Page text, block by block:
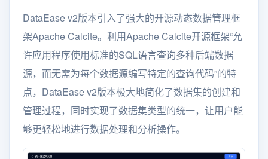
DataEase v2版本引入了强大的开源动态数据管理框
架Apache Calcite。利用Apache Calcite开源框架“允
许应用程序使用标准的SQL语言查询多种后端数据
源，而无需为每个数据源编写特定的查询代码”的特
点，DataEase v2版本极大地简化了数据集的创建和
管理过程，同时实现了数据集类型的统一，让用户能
够更轻松地进行数据处理和分析操作。